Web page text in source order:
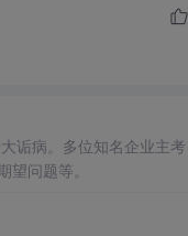
诟病。多位知名企业主考
望问题等。